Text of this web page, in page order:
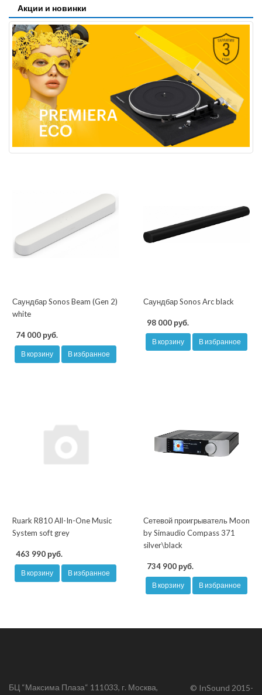
Акции и новинки
Саундбар Sonos Beam (Gen 2)
white
74 000 руб.
В корзину В избранное
Саундбар Sonos Arc black
98 000 руб.
В корзину В избранное
Ruark R810 All-In-One Music
System soft grey
463 990 руб.
В корзину В избранное
Сетевой проигрыватель Moon
by Simaudio Compass 371
silver\black
734 900 руб.
В корзину В избранное
БЦ “Максима Плаза“ 111033, г. Москва,
© InSound 2015-